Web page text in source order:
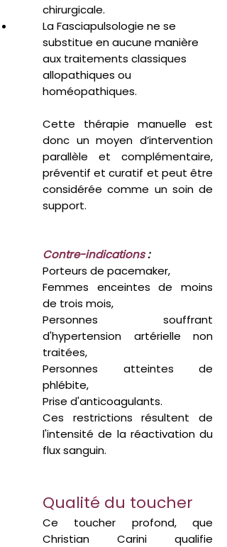
chirurgicale.
La Fasciapulsologie ne se
substitue en aucune manière
aux traitements classiques
allopathiques ou
homéopathiques.
Cette thérapie manuelle est
donc un moyen d’intervention
parallèle et complémentaire,
préventif et curatif et peut être
considérée comme un soin de
support.
Contre-indications:
Porteurs de pacemaker,
Femmes enceintes de moins
de trois mois,
Personnes souffrant
d'hypertension artérielle non
traitées,
Personnes atteintes de
phlébite,
Prise d'anticoagulants.
Ces restrictions résultent de
l'intensité de la réactivation du
flux sanguin.
Qualité du toucher
Ce toucher profond, que
Christian Carini qualifie